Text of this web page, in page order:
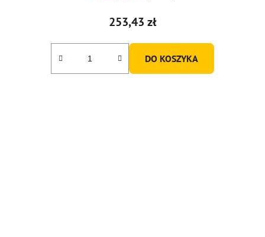
253,43 zł
DO KOSZYKA